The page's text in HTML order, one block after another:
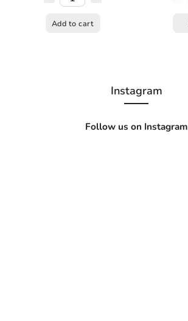
Add to cart
Instagram
Follow us on Instagram